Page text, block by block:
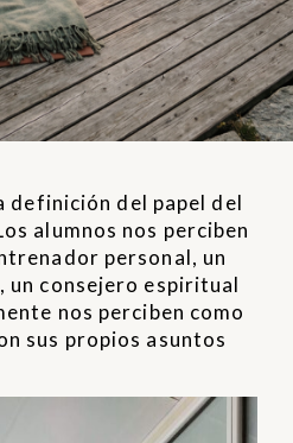
definición del papel del
alumnos nos perciben
personal, un
un consejero espiritual
nos perciben como
sus propios asuntos